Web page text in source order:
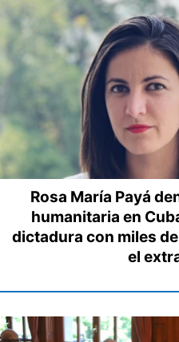
Rosa María Payá
humanitaria en
dictadura con miles
el